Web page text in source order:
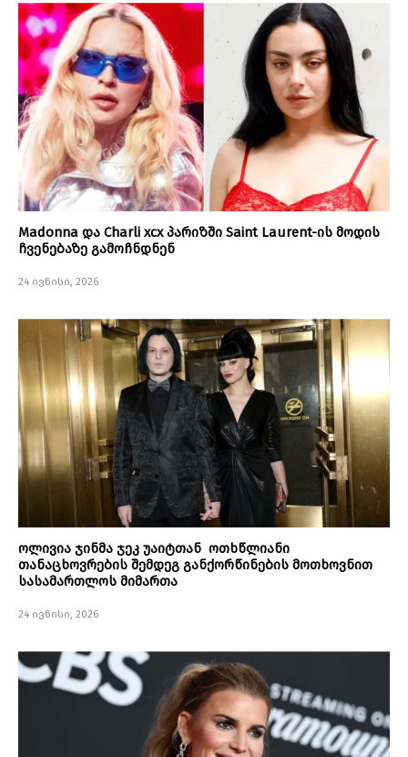
Madonna და Charli xcx პარიზში Saint Laurent-ის მოდის
ჩვენებაზე გამოჩნდნენ
24 ივნისი, 2026
ოლივია ჯინმა ჯეკ უაიტთან ოთხწლიანი
თანაცხოვრების შემდეგ განქორწინების მოთხოვნით
სასამართლოს მიმართა
24 ივნისი, 2026